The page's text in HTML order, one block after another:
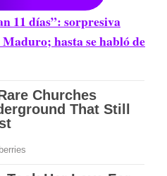
11 días”: sorpresiva
hasta se habló de